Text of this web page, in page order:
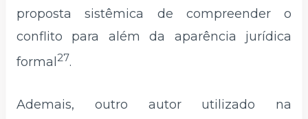
proposta sistêmica de compreender o
conflito para além da aparência jurídica
formal 27.
Ademais, outro autor utilizado na